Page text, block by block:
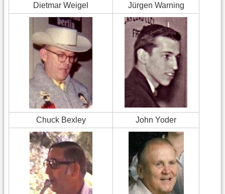
Dietmar Weigel Jürgen Warning
Chuck Bexley John Yoder